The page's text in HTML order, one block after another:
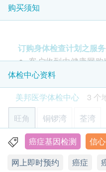
- 准确度、灵敏度及特异
与DNA检测不同，
是检测基因要产生「蛋
产量。当细胞在活动时
了要产生足够的蛋白质
也会上升，藉由侦测与
产量，就可评估身体目
目前状态、治疗状况等
为什么需要做mRNA循
透过崭新mRNA动态基
胞数量，便可以超早期
购买须知
订购身体检查计划之服
客户收到由健康网
功付款电邮后，美
工作天的办公时间内
间及地点。客户亦可
工作天致电该中心预
购买计划后可安排
的正式收据，并于7-
购买时提出收据要求
员: 电邮
体检中心资料
美邦医学体检中心
3 个
旺角
铜锣湾 荃湾
旺角亚皆老街8号朗豪坊办
显示地图
癌症基因检测 信
网上即时预约
癌症